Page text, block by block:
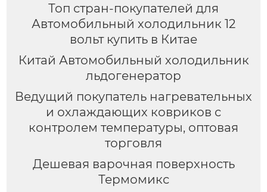
Топ стран-покупателей для
Автомобильный холодильник 12
вольт купить в Китае
Китай Автомобильный холодильник
льдогенератор
Ведущий покупатель нагревательных
и охлаждающих ковриков с
контролем температуры, оптовая
торговля
Дешевая варочная поверхность
Термомикс